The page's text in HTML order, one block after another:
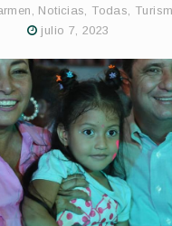
Noticias Todas
julio 7, 2023